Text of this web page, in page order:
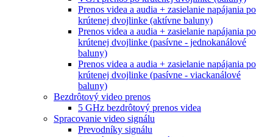
Prenos videa a audia + zasielanie napájania po
krútenej dvojlinke (aktívne baluny)
Prenos videa a audia + zasielanie napájania po
krútenej dvojlinke (pasívne - jednokanálové
baluny)
Prenos videa a audia + zasielanie napájania po
krútenej dvojlinke (pasívne - viackanálové
baluny)
Bezdrôtový video prenos
5 GHz bezdrôtový prenos videa
Spracovanie video signálu
Prevodníky signálu